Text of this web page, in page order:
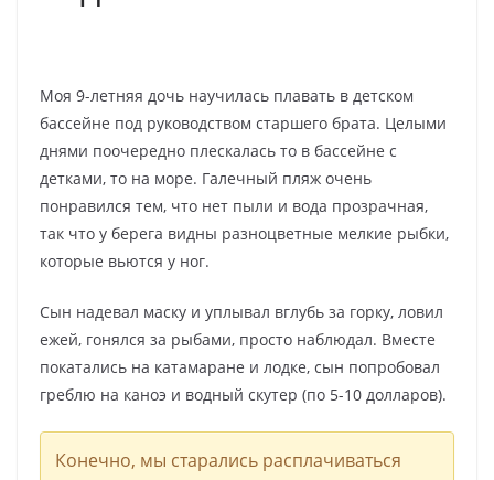
Моя 9-летняя дочь научилась плавать в детском
бассейне под руководством старшего брата. Целыми
днями поочередно плескалась то в бассейне с
детками, то на море. Галечный пляж очень
понравился тем, что нет пыли и вода прозрачная,
так что у берега видны разноцветные мелкие рыбки,
которые вьются у ног.
Сын надевал маску и уплывал вглубь за горку, ловил
ежей, гонялся за рыбами, просто наблюдал. Вместе
покатались на катамаране и лодке, сын попробовал
греблю на каноэ и водный скутер (по 5-10 долларов).
Конечно, мы старались расплачиваться